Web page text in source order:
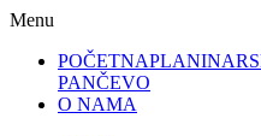
Menu
POČETNA
PANČEVO
O NAMA